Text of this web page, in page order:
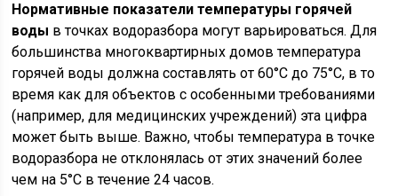
Нормативные показатели температуры горячей
воды в точках водоразбора могут варьироваться. Для
большинства многоквартирных домов температура
горячей воды должна составлять от 60°C до 75°C, в то
время как для объектов с особенными требованиями
(например, для медицинских учреждений) эта цифра
может быть выше. Важно, чтобы температура в точке
водоразбора не отклонялась от этих значений более
чем на 5°C в течение 24 часов.